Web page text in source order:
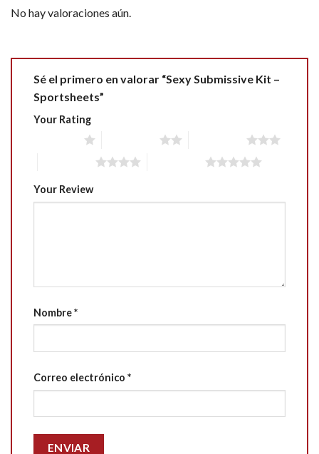
No hay valoraciones aún.
Sé el primero en valorar “Sexy Submissive Kit –
Sportsheets”
Your Rating
Your Review
Nombre*
Correo electrónico *